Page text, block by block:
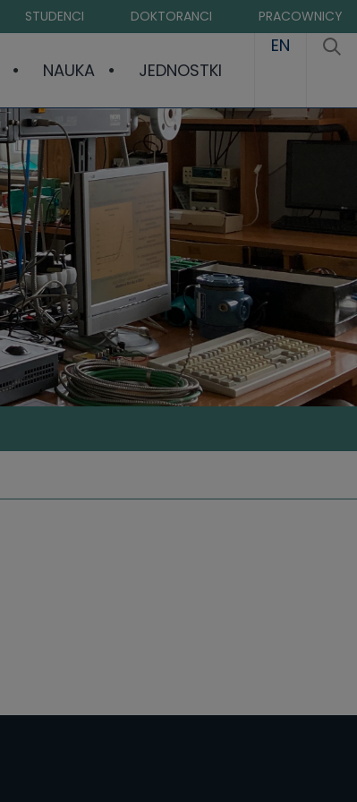
STUDENCI DOKTORANCI PRACOWNICY
NAUKA JEDNOSTKI
EN